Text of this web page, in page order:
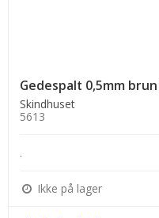
Gedespalt 0,5mm
Skindhuset
5613
.
Ikke på lager